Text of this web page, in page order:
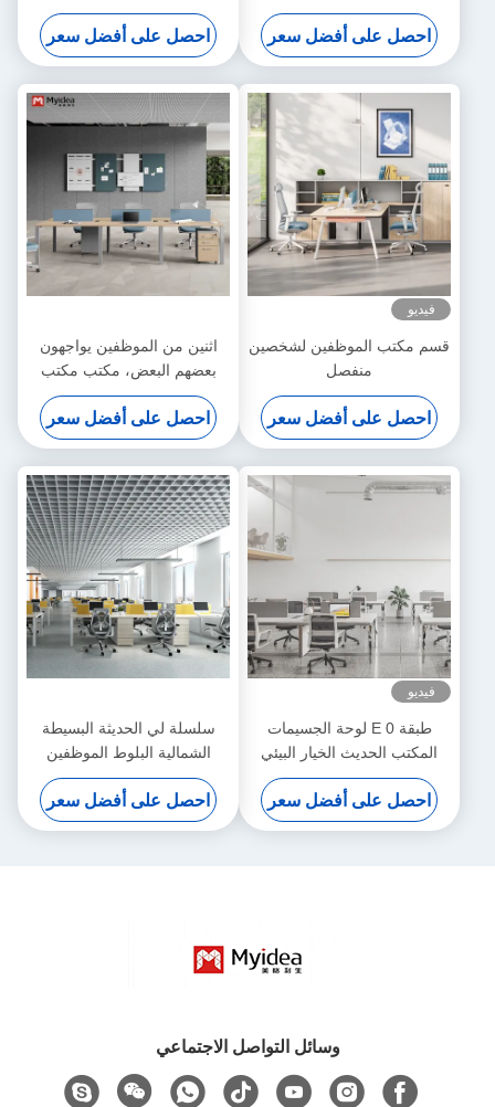
قائم بذاته وسهلة التركيب
احصل على أفضل سعر
الشاشة ، مقعد واحد ، مكتب
بسيط وحديث ، مكتب الكمبيوتر
احصل على أفضل سعر
فيديو
قسم مكتب الموظفين لشخصين
منفصل
احصل على أفضل سعر
اثنين من الموظفين يواجهون
بعضهم البعض، مكتب مكتب
بالجملة، أقدام فولاذية النمط،
مكتب أثاث مكتب بالجملة
احصل على أفضل سعر
فيديو
طبقة E 0 لوحة الجسيمات
المكتب الحديث الخيار البيئي
اللون والحجم مخصص
احصل على أفضل سعر
سلسلة لي الحديثة البسيطة
الشمالية البلوط الموظفين
مكتب الحروف قدم الفولاذ
مخصصة
احصل على أفضل سعر
وسائل التواصل الاجتماعي